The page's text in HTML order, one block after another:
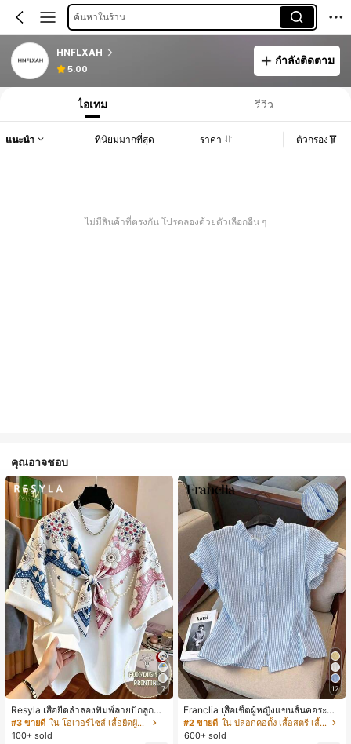
ค้นหาในร้าน
HNFLXAH
5.00
กำลังติดตาม
ไอเทม รีวิว
แนะนำ ที่นิยมมากที่สุด ราคา ตัวกรอง
ไม่มีสินค้าที่ตรงกัน โปรดลองด้วยตัวเลือกอื่น ๆ
คุณอาจชอบ
7
Resyla เสื้อยืดลำลองพิมพ์ลายปักลูกปัด
รูปโบว์ขนาดใหญ่สำหรับผู้หญิง
#3 ขายดี
ใน โอเวอร์ไซส์ เสื้อยืดผู้หญิง
100+ sold
12
Franclia เสื้อเชิ้ตผู้หญิงแขนสั้นคอระบา
ยกระดุมเดี่ยวลายทาง
#2 ขายดี
ใน ปลอกคอตั้ง เสื้อสตรี เสื้อเบลาส์ & Tee
600+ sold